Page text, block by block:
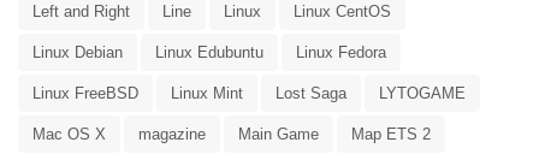
Left and Right Line Linux Linux CentOS
Linux Debian Linux Edubuntu Linux Fedora
Linux FreeBSD Linux Mint Lost Saga LYTOGAME
Mac OS X magazine Main Game Map ETS 2